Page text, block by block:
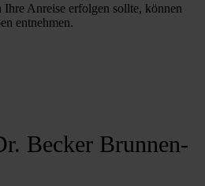
Anreise erfolgen sollte, können
entnehmen.
Becker Brunnen-